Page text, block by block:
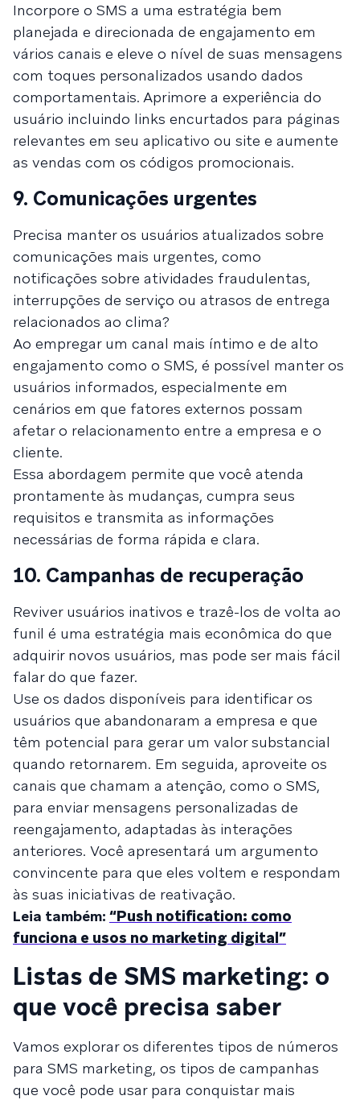
Incorpore o SMS a uma estratégia bem
planejada e direcionada de engajamento em
vários canais e eleve o nível de suas mensagens
com toques personalizados usando dados
comportamentais. Aprimore a experiência do
usuário incluindo links encurtados para páginas
relevantes em seu aplicativo ou site e aumente
as vendas com os códigos promocionais.
9. Comunicações urgentes
Precisa manter os usuários atualizados sobre
comunicações mais urgentes, como
notificações sobre atividades fraudulentas,
interrupções de serviço ou atrasos de entrega
relacionados ao clima?
Ao empregar um canal mais íntimo e de alto
engajamento como o SMS, é possível manter os
usuários informados, especialmente em
cenários em que fatores externos possam
afetar o relacionamento entre a empresa e o
cliente.
Essa abordagem permite que você atenda
prontamente às mudanças, cumpra seus
requisitos e transmita as informações
necessárias de forma rápida e clara.
10. Campanhas de recuperação
Reviver usuários inativos e trazê-los de volta ao
funil é uma estratégia mais econômica do que
adquirir novos usuários, mas pode ser mais fácil
falar do que fazer.
Use os dados disponíveis para identificar os
usuários que abandonaram a empresa e que
têm potencial para gerar um valor substancial
quando retornarem. Em seguida, aproveite os
canais que chamam a atenção, como o SMS,
para enviar mensagens personalizadas de
reengajamento, adaptadas às interações
anteriores. Você apresentará um argumento
convincente para que eles voltem e respondam
às suas iniciativas de reativação.
Leia também: “Push notification: como
funciona e usos no marketing digital”
Listas de SMS marketing: o
que você precisa saber
Vamos explorar os diferentes tipos de números
para SMS marketing, os tipos de campanhas
que você pode usar para conquistar mais